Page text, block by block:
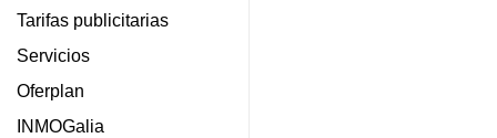
Tarifas publicitarias
Servicios
Oferplan
INMOGalia